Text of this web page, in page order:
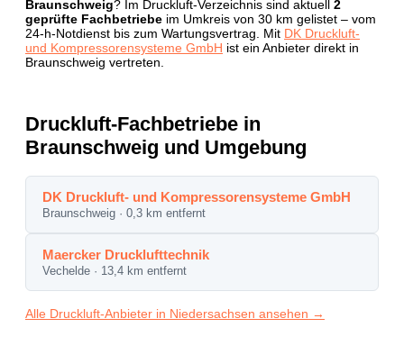
Braunschweig? Im Druckluft-Verzeichnis sind aktuell 2
geprüfte Fachbetriebe im Umkreis von 30 km gelistet – vom
24-h-Notdienst bis zum Wartungsvertrag. Mit DK Druckluft-
und Kompressorensysteme GmbH ist ein Anbieter direkt in
Braunschweig vertreten.
Druckluft-Fachbetriebe in
Braunschweig und Umgebung
DK Druckluft- und Kompressorensysteme GmbH
Braunschweig · 0,3 km entfernt
Maercker Drucklufttechnik
Vechelde · 13,4 km entfernt
Alle Druckluft-Anbieter in Niedersachsen ansehen →